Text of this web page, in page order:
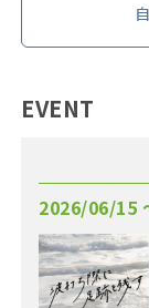
EVENT
2026/06/15